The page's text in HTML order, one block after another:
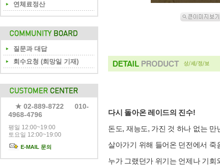
연체료정산
질문과 대답
회수요청 (희망일 기재)
★ 02-889-8722 010-
4968-4796
평일 12:00~19:00
토요일 12:00~19:00
E-MAIL 문의
다시 돌아온 레이드의 진수!
돈도, 재능도, 가진 것 하나 없는 만
살아가기 위해 들어온 던전에서
누가 그랬던가 위기는 언제나 기회